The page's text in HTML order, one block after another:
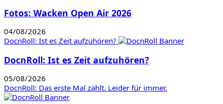
Fotos: Wacken Open Air 2026
04/08/2026
DocnRoll: Ist es Zeit aufzuhören?
DocnRoll: Ist es Zeit aufzuhören?
05/08/2026
DocnRoll: Das erste Mal zählt. Leider für immer.